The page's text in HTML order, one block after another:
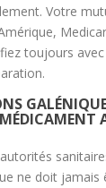
Votre
toujours
ne doit jamais